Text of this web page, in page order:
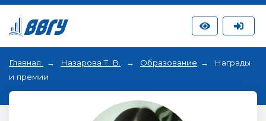
Главная Назарова Т. В. Образование
Награды
и премии